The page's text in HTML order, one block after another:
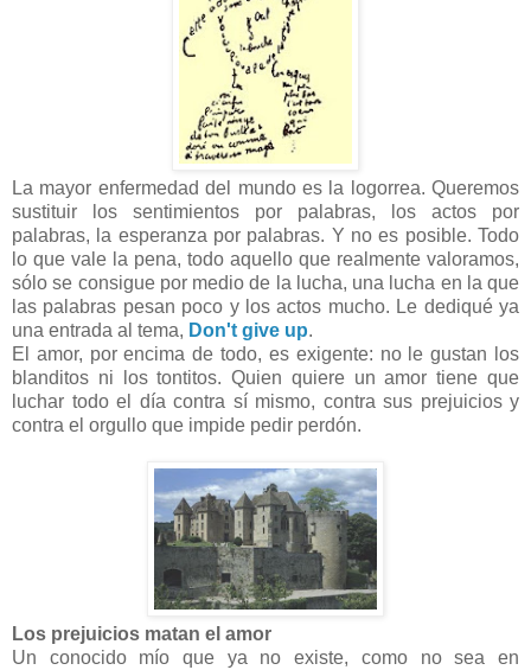
La mayor enfermedad del mundo es la logorrea. Queremos
sustituir los sentimientos por palabras, los actos por
palabras, la esperanza por palabras. Y no es posible. Todo
lo que vale la pena, todo aquello que realmente valoramos,
sólo se consigue por medio de la lucha, una lucha en la que
las palabras pesan poco y los actos mucho. Le dediqué ya
una entrada al tema, Don't give up.
El amor, por encima de todo, es exigente: no le gustan los
blanditos ni los tontitos. Quien quiere un amor tiene que
luchar todo el día contra sí mismo, contra sus prejuicios y
contra el orgullo que impide pedir perdón.
Los prejuicios matan el amor
Un conocido mío que ya no existe, como no sea en